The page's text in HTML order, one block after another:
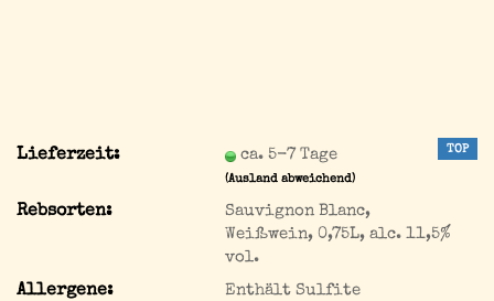
TOP
Lieferzeit: ca. 5-7 Tage
(Ausland abweichend)
Rebsorten:
Sauvignon Blanc,
Weißwein, 0,75L, alc. 11,5%
vol.
Allergene:
Enthält Sulfite